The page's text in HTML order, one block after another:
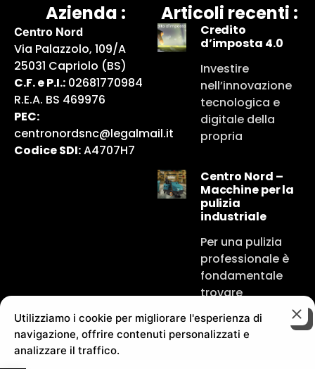
Utilizziamo i cookie per migliorare l'esperienza di
navigazione, offrire contenuti personalizzati e
analizzare il traffico.
Azienda :
Centro Nord
Via Palazzolo, 109/A
25031 Capriolo (BS)
C.F. e P.I.: 02681770984
R.E.A. BS 469976
PEC:
centronordsnc@legalmail.it
Codice SDI:A4707H7
Articoli recenti :
Credito
d’imposta 4.0
Investire
nell’innovazione
tecnologica e
digitale della
propria
Centro Nord –
Macchine per la
pulizia
industriale
Per una pulizia
professionale è
fondamentale
trovare